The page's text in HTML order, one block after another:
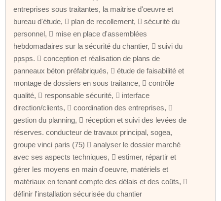
entreprises sous traitantes, la maitrise d'oeuvre et
bureau d'étude,  plan de recollement,  sécurité du
personnel,  mise en place d'assemblées
hebdomadaires sur la sécurité du chantier,  suivi du
ppsps.  conception et réalisation de plans de
panneaux béton préfabriqués,  étude de faisabilité et
montage de dossiers en sous traitance,  contrôle
qualité,  responsable sécurité,  interface
direction/clients,  coordination des entreprises, 
gestion du planning,  réception et suivi des levées de
réserves. conducteur de travaux principal, sogea,
groupe vinci paris (75)  analyser le dossier marché
avec ses aspects techniques,  estimer, répartir et
gérer les moyens en main d'oeuvre, matériels et
matériaux en tenant compte des délais et des coûts, 
définir l'installation sécurisée du chantier